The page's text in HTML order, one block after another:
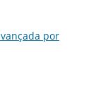
por